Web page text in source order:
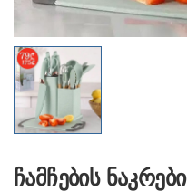
ჩამჩების ნაკრები